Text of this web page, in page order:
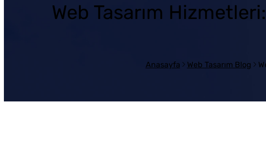
Web Tasarım
Anasayfa Web Tasarım Blog